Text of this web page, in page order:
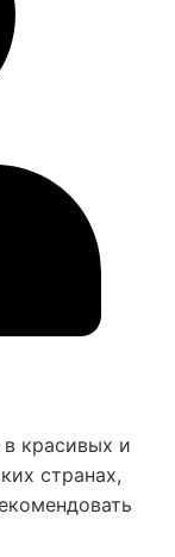
красивых и
странах,